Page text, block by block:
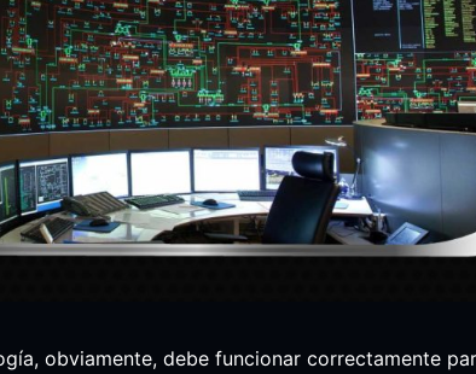
obviamente, debe funcionar correctamente